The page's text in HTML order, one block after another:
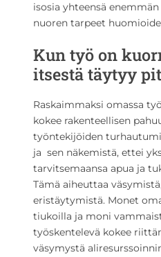
isosia yhteensä
nuoren tarpeet
Kun työ on
itsestä täytyy
Raskaimmaksi omassa
kokee rakenteellisen
työntekijöiden
ja sen näkemistä, ettei
tarvitsemaansa apua ja
Tämä aiheuttaa
eristäytymistä. Monet
tiukoilla ja moni
työskentelevä kokee
väsymystä